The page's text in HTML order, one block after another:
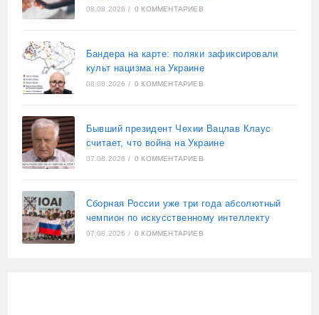
08.08.2026 / 0 КОММЕНТАРИЕВ
Бандера на карте: поляки зафиксировали
культ нацизма на Украине
08.08.2026 / 0 КОММЕНТАРИЕВ
Бывший президент Чехии Вацлав Клаус
считает, что война на Украине
07.08.2026 / 0 КОММЕНТАРИЕВ
Сборная России уже три года абсолютный
чемпион по искусственному интеллекту
07.08.2026 / 0 КОММЕНТАРИЕВ